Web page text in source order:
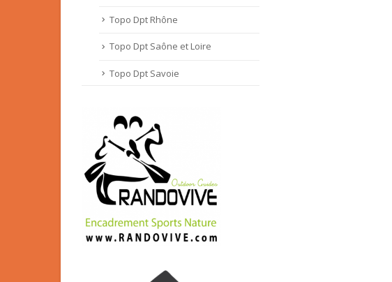
Topo Dpt Rhône
Topo Dpt Saône et Loire
Topo Dpt Savoie